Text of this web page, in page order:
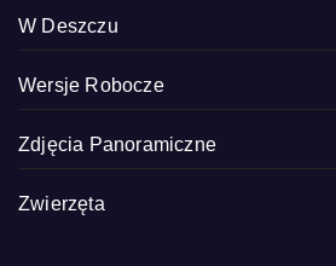
W Deszczu
Wersje Robocze
Zdjęcia Panoramiczne
Zwierzęta